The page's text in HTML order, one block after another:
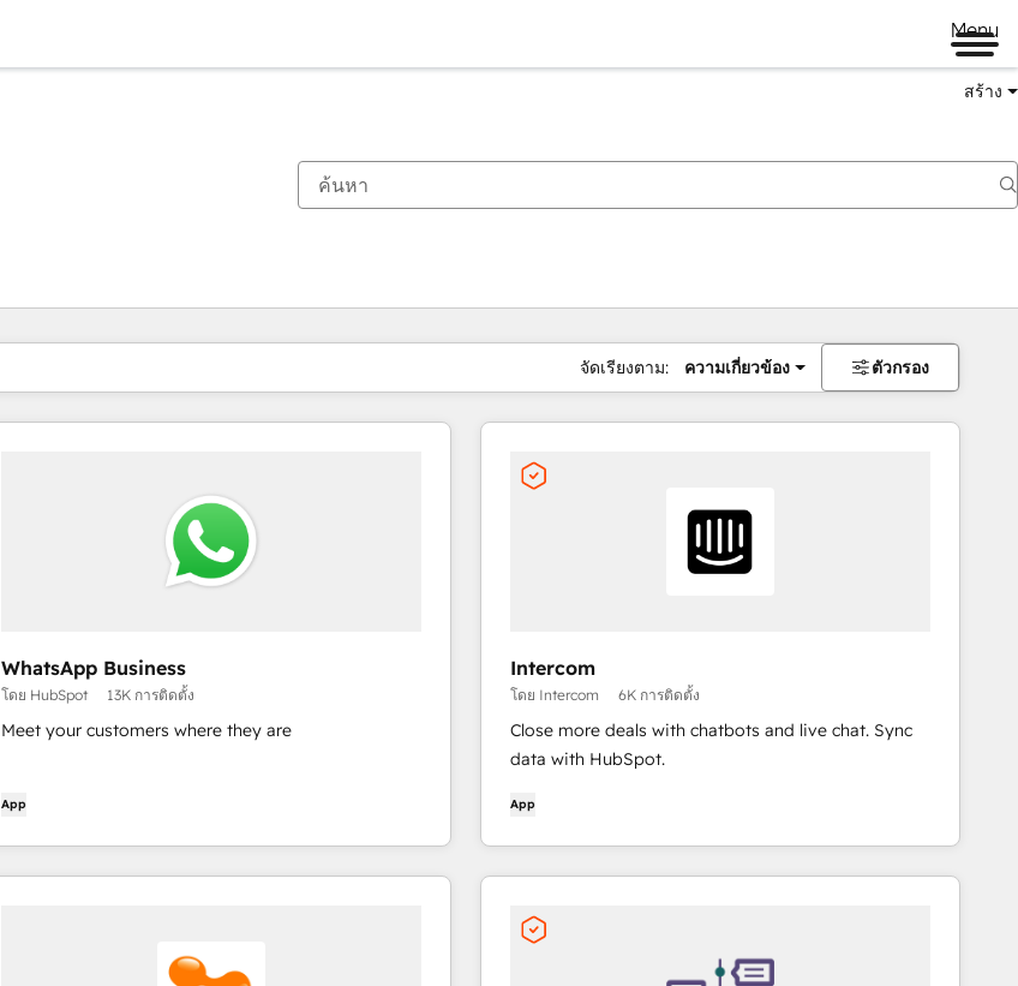
Menu
สร้าง
จัดเรียงตาม: ความเกี่ยวข้อง ตัวกรอง
WhatsApp Business
โดย HubSpot 13K การติดตั้ง
Meet your customers where they are
App
Intercom
โดย Intercom 6K การติดตั้ง
Close more deals with chatbots and live chat. Sync
data with HubSpot.
App
ตอนนี้คุณอยู่ที่หน้า
หน้า